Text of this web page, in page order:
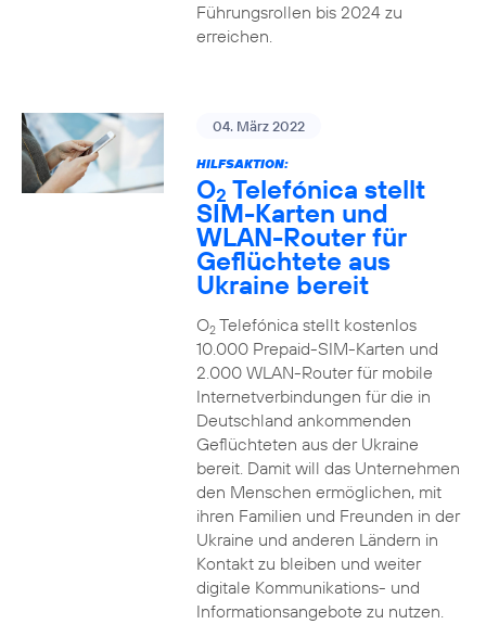
Führungsrollen bis 2024 zu
erreichen.
04. März 2022
HILFSAKTION:
O2 Telefónica stellt
SIM-Karten und
WLAN-Router für
Geflüchtete aus
Ukraine bereit
O2Telefónica stellt kostenlos
10.000 Prepaid-SIM-Karten und
2.000 WLAN-Router für mobile
Internetverbindungen für die in
Deutschland ankommenden
Geflüchteten aus der Ukraine
bereit. Damit will das Unternehmen
den Menschen ermöglichen, mit
ihren Familien und Freunden in der
Ukraine und anderen Ländern in
Kontakt zu bleiben und weiter
digitale Kommunikations- und
Informationsangebote zu nutzen.